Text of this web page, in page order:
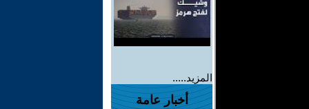
المزيد.....
أخبار عامة